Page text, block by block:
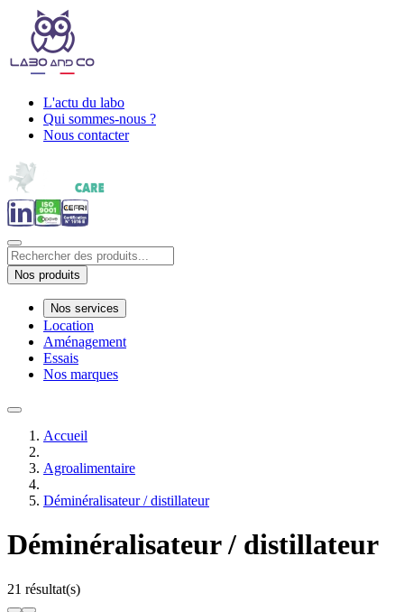
L'actu du labo
Qui sommes-nous ?
Nous contacter
Nos produits
Nos services
Location
Aménagement
Essais
Nos marques
Accueil
Agroalimentaire
Déminéralisateur / distillateur
Déminéralisateur / distillateur
21 résultat(s)